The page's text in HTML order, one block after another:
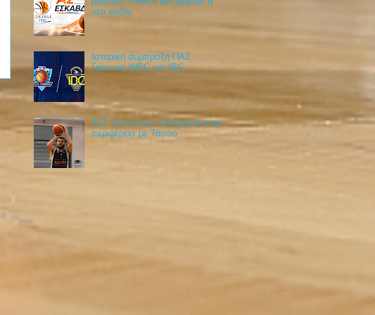
νέα σεζόν
Ιστορική σύμπραξη ΠΑΣ
Γιάννινα WBC και IBC
ΑΓΣ Ιωαννίνων: Ενίσχυση στην
περιφέρεια με Τάσσο